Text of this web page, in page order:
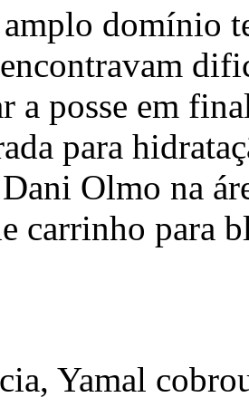
domínio
a posse em
para
Olmo na
carrinho para
Yamal